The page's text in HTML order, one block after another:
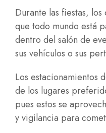
Durante las fiestas,
que todo mundo está
dentro del salón de
sus vehículos o sus
Los estacionamientos
de los lugares
pues estos se
y vigilancia para